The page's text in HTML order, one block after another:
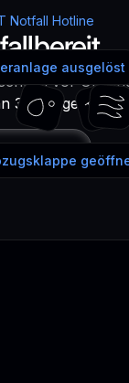
Notfall Hotline
vor Ort
365 Tagen im
Anrufen
benutzt
ausgelöst
ausgelöst
Wasser!ausgelöst